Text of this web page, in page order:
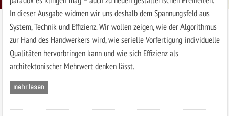
In dieser Ausgabe widmen wir uns deshalb dem Spannungsfeld aus
System, Technik und Effizienz. Wir wollen zeigen, wie der Algorithmus
zur Hand des Handwerkers wird, wie serielle Vorfertigung individuelle
Qualitäten hervorbringen kann und wie sich Effizienz als
architektonischer Mehrwert denken lässt.
mehr lesen